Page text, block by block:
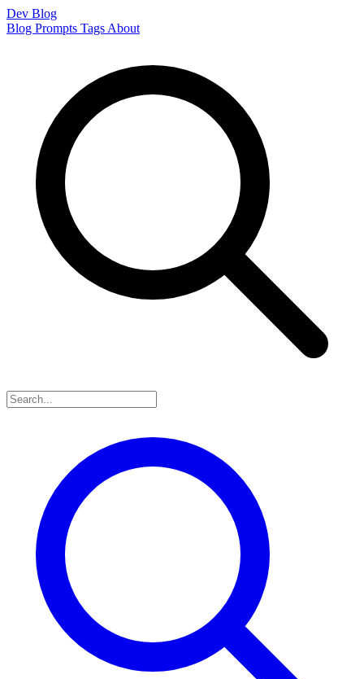
Dev Blog
Blog Prompts Tags About